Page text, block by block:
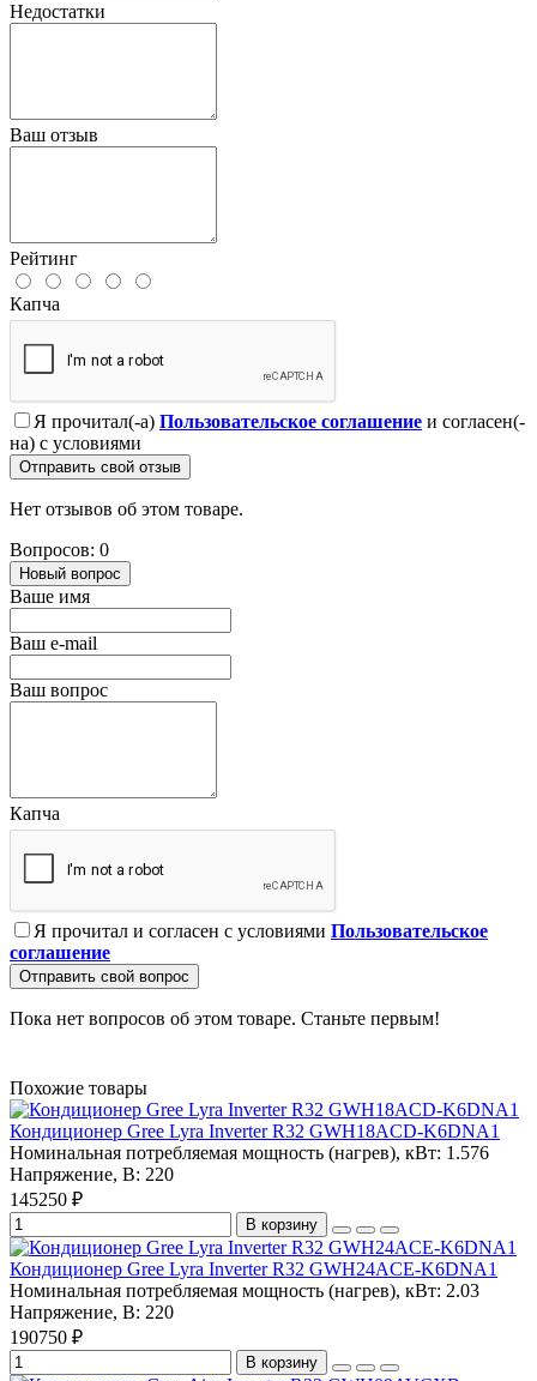
Недостатки
Ваш отзыв
Рейтинг
Капча
Я прочитал(-а) Пользовательское соглашение и согласен(-
на) с условиями
Отправить свой отзыв
Нет отзывов об этом товаре.
Вопросов: 0
Новый вопрос
Ваше имя
Ваш e-mail
Ваш вопрос
Капча
Я прочитал и согласен с условиями Пользовательское
соглашение
Отправить свой вопрос
Пока нет вопросов об этом товаре. Станьте первым!
Похожие товары
Кондиционер Gree Lyra Inverter R32 GWH18ACD-K6DNA1
Номинальная потребляемая мощность (нагрев), кВт: 1.576
Напряжение, В: 220
145250 ₽
В корзину
Кондиционер Gree Lyra Inverter R32 GWH24ACE-K6DNA1
Номинальная потребляемая мощность (нагрев), кВт: 2.03
Напряжение, В: 220
190750 ₽
В корзину